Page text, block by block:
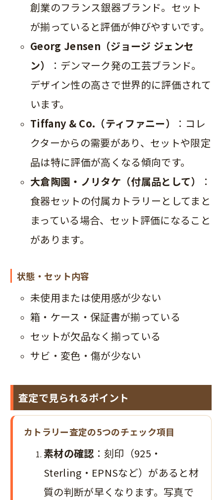
創業のフランス銀器ブランド。セット
が揃っていると評価が伸びやすいです。
Georg Jensen（ジョージ ジェンセ
ン）
：デンマーク発の工芸ブランド。
デザイン性の高さで世界的に評価されて
います。
Tiffany & Co.（ティファニー）
：コレ
クターからの需要があり、セットや限定
品は特に評価が高くなる傾向です。
大倉陶園・ノリタケ（付属品として）
：
食器セットの付属カトラリーとしてまと
まっている場合、セット評価になること
があります。
状態・セット内容
未使用または使用感が少ない
箱・ケース・保証書が揃っている
セットが欠品なく揃っている
サビ・変色・傷が少ない
査定で見られるポイント
カトラリー査定の5つのチェック項目
素材の確認 ：刻印（925・
Sterling・EPNSなど）があると材
質の判断が早くなります。写真で